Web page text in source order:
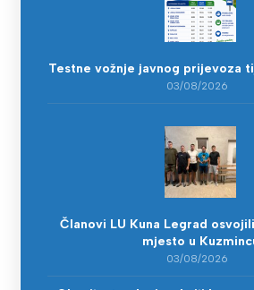
Testne vožnje javnog prijevoza
03/08/2026
Članovi LU Kuna Legrad
mjesto u
03/08/2026